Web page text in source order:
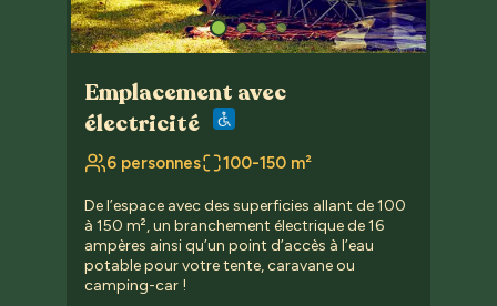
Emplacement avec
électricité
6 personnes 100-150 m²
De l’espace avec des superficies allant de 100
à 150 m², un branchement électrique de 16
ampères ainsi qu’un point d’accès à l’eau
potable pour votre tente, caravane ou
camping-car !